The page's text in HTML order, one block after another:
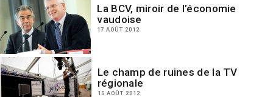
La BCV, miroir de l’économie
vaudoise
17 AOÛT 2012
Le champ de ruines de la TV
régionale
15 AOÛT 2012